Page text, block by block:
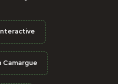
Camargue